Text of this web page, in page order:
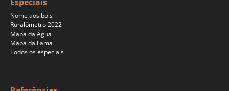
Nome aos bois
Ruralômetro 2022
Mapa da Água
Mapa da Lama
Todos os especiais